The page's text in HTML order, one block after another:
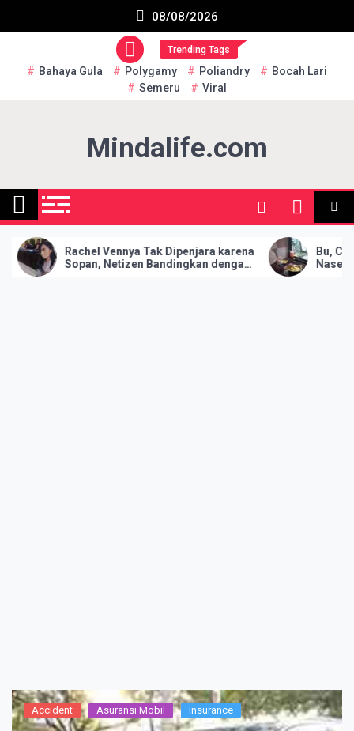
08/08/2026
Trending Tags
Bahaya Gula Polygamy Poliandry
Bocah Lari
Semeru
Viral
Mindalife.com
Vennya Tak Dipenjara karena
Netizen Bandingkan dengan
Siapa Lebih Sopan?
Bu, Calon Istriku Tak Bisa
Nasehat Ibu untuk
Mencengangkan
Subscribe US Now
Accident Asuransi Mobil Insurance